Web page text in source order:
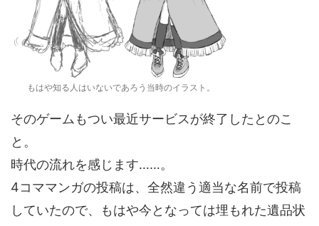
もはや知る人はいないであろう当時のイラスト。
そのゲームもつい最近サービスが終了したとのこ
と。
時代の流れを感じます……。
4コママンガの投稿は、全然違う適当な名前で投稿
していたので、もはや今となっては埋もれた遺品状